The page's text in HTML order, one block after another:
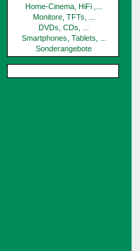
Home-Cinema, HiFi ,...
Monitore, TFTs, ...
DVDs, CDs, ...
Smartphones, Tablets, ...
Sonderangebote